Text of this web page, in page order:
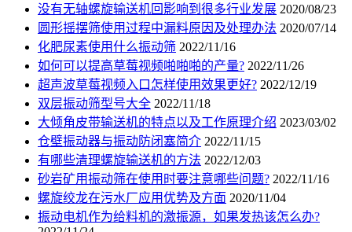
没有无轴螺旋输送机回影响到很多行业发展 2020/08/23
圆形摇摆筛使用过程中漏料原因及处理办法 2020/07/14
化肥尿素使用什么振动筛 2022/11/16
如何可以提高草莓视频啪啪啪的产量? 2022/11/26
超声波草莓视频入口怎样使用效果更好? 2022/12/19
双层振动筛型号大全 2022/11/18
大倾角皮带输送机的特点以及工作原理介绍 2023/03/02
仓壁振动器与振动防闭塞简介 2022/11/15
有哪些清理螺旋输送机的方法 2022/12/03
砂岩矿用振动筛在使用时要注意哪些问题? 2022/11/16
螺旋绞龙在污水厂应用优势及方面 2020/11/04
振动电机作为给料机的激振源，如果发热该怎么办?